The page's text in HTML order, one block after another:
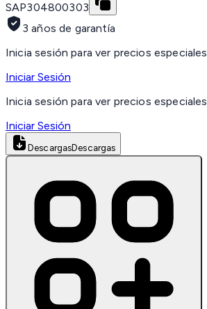
SAP304800303
3 años de garantía
Inicia sesión para ver precios especiales
Iniciar Sesión
Inicia sesión para ver precios especiales
Iniciar Sesión
DescargasDescargas